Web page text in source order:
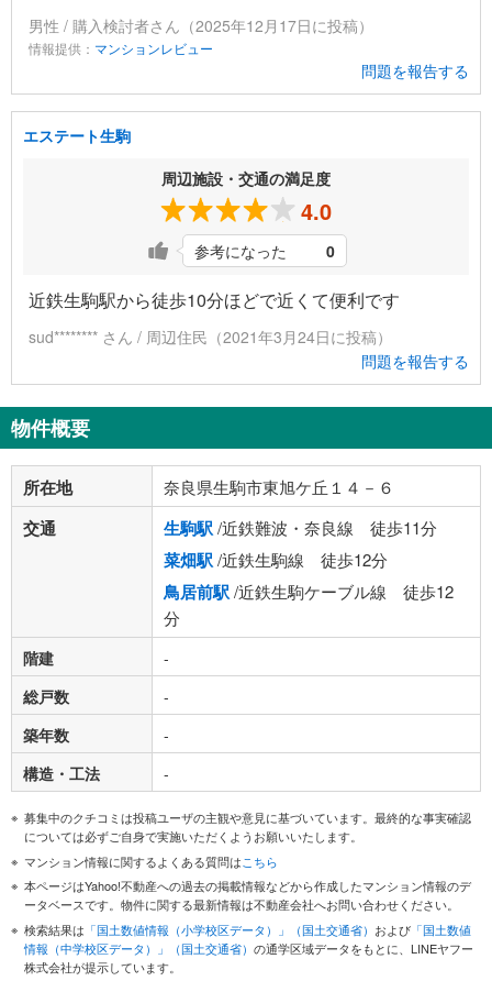
男性 / 購入検討者さん（2025年12月17日に投稿）
情報提供： マンションレビュー
問題を報告する
エステート生駒
周辺施設・交通の満足度
4.0
参考になった 0
近鉄生駒駅から徒歩10分ほどで近くて便利です
sud******** さん / 周辺住民（2021年3月24日に投稿）
問題を報告する
物件概要
所在地 奈良県生駒市東旭ケ丘１４－６
交通 生駒駅/近鉄難波・奈良線 徒歩11分
菜畑駅/近鉄生駒線 徒歩12分
鳥居前駅/近鉄生駒ケーブル線 徒歩12
分
階建
-
総戸数
-
築年数
-
構造・工法
-
募集中のクチコミは投稿ユーザの主観や意見に基づいています。最終的な事実確認
については必ずご自身で実施いただくようお願いいたします。
マンション情報に関するよくある質問はこちら
本ページはYahoo!不動産への過去の掲載情報などから作成したマンション情報のデ
ータベースです。物件に関する最新情報は不動産会社へお問い合わせください。
検索結果は 「国土数値情報（小学校区データ）」（国土交通省） および 「国土数値
情報（中学校区データ）」（国土交通省） の通学区域データをもとに、LINEヤフー
株式会社が提示しています。